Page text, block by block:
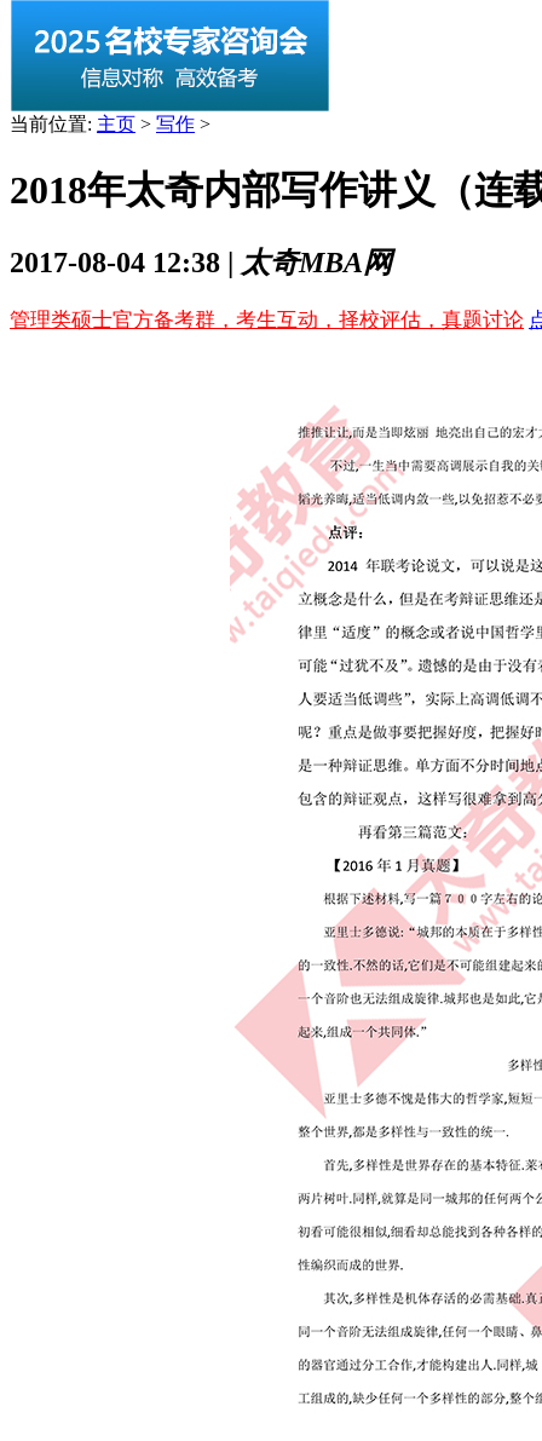
当前位置: 主页 > 写作 >
2018年太奇内部写作讲义（连
2017-08-04 12:38 | 太奇MBA网
管理类硕士官方备考群，考生互动，择校评估，真题讨论